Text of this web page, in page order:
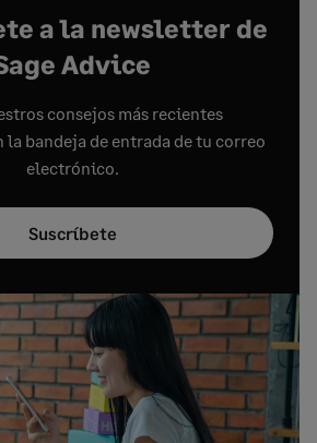
a la newsletter de
Advice
consejos más recientes
la bandeja de entrada de tu correo
electrónico.
Suscríbete